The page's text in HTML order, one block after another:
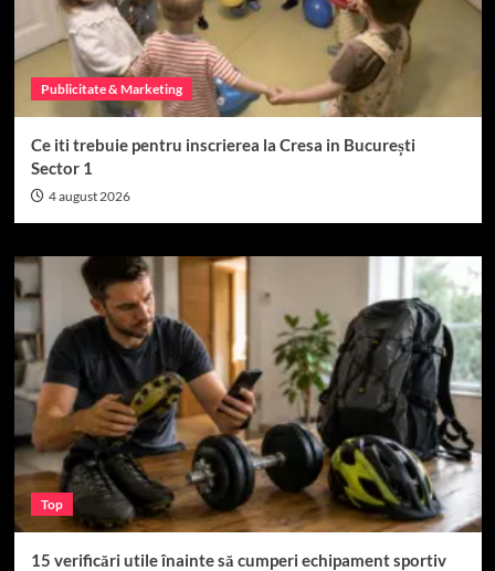
Publicitate & Marketing
Ce iti trebuie pentru inscrierea la Cresa in București
Sector 1
4 august 2026
Top
15 verificări utile înainte să cumperi echipament sportiv